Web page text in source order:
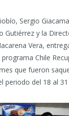
Sergio
Gutiérrez y la
Vera,
Chile
que fueron
periodo del 18 al